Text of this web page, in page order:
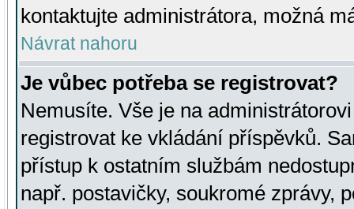
kontaktujte administrátora, možná
Návrat nahoru
Je vůbec potřeba se registrovat?
Nemusíte. Vše je na
registrovat ke vkládání příspěvků.
přístup k ostatním službám
např. postavičky, soukromé zprávy,